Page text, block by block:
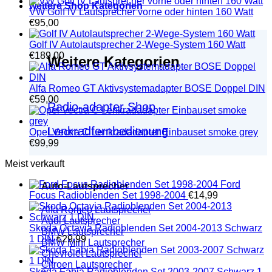
weitere Shop Kategorien
Weitere Kategorien
Radio-adapter Shop
Lenkradfernbedienung
Auto-Lautsprecher
Alfa Romeo Lautsprecher
Audi Lautsprecher
BMW Lautsprecher
BMW Mini Lautsprecher
Chevrolet Lautsprecher
Citroen Lautsprecher
VW Golf IV Lautsprecher vorne oder hinten 160 Watt
€95,00
Golf IV Autolautsprecher 2-Wege-System 160 Watt
€189,00
Alfa Romeo GT Aktivsystemadapter BOSE Doppel DIN
€59,00
Opel Vectra C Lenkradadapter Einbauset smoke grey
€99,99
Meist verkauft
Ford
Focus Radioblenden Set 1998-2004 €14,99
Skoda Octavia Radioblenden Set 2004-2013 Schwarz
1 DIN €29,99